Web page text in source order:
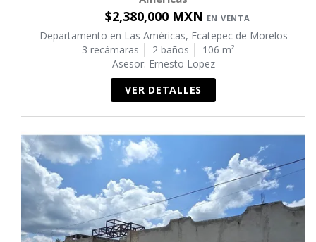
$2,380,000 MXN EN VENTA
Departamento en Las Américas, Ecatepec de Morelos
3 recámaras
2 baños
106 m²
Asesor: Ernesto Lopez
VER DETALLES